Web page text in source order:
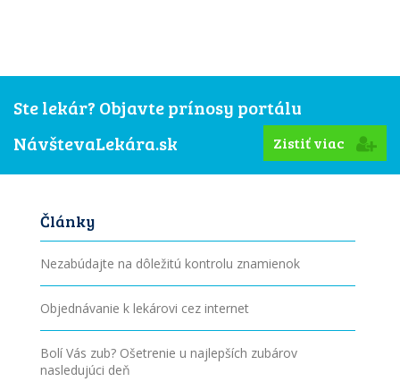
Ste lekár? Objavte prínosy portálu
NávštevaLekára.sk
Zistiť viac
Články
Nezabúdajte na dôležitú kontrolu znamienok
Objednávanie k lekárovi cez internet
Bolí Vás zub? Ošetrenie u najlepších zubárov
nasledujúci deň